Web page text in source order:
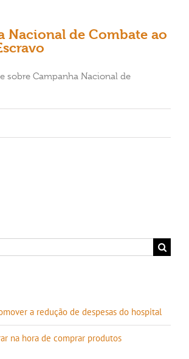
Nacional de Combate ao
sobre Campanha Nacional de
a redução de despesas do hospital
na hora de comprar produtos